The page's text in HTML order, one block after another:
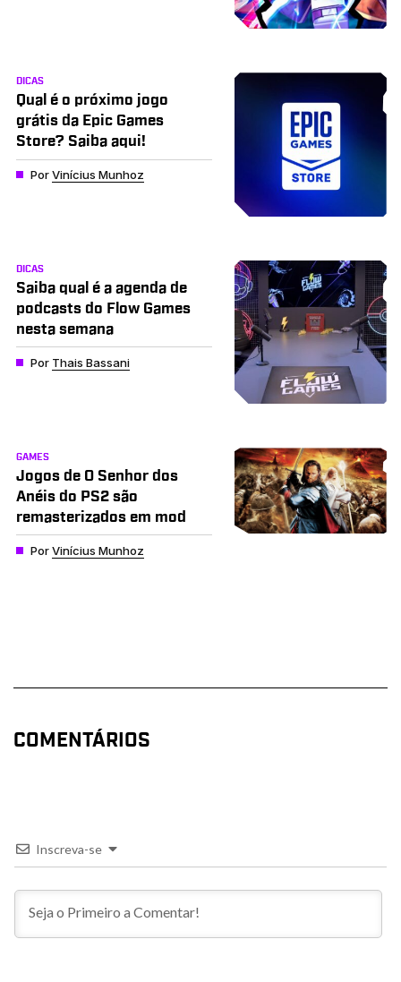
DICAS
Qual é o próximo jogo
grátis da Epic Games
Store? Saiba aqui!
PorVinícius Munhoz
DICAS
Saiba qual é a agenda de
podcasts do Flow Games
nesta semana
Por Thais Bassani
GAMES
Jogos de O Senhor dos
Anéis do PS2 são
remasterizados em mod
PorVinícius Munhoz
COMENTÁRIOS
Inscreva-se